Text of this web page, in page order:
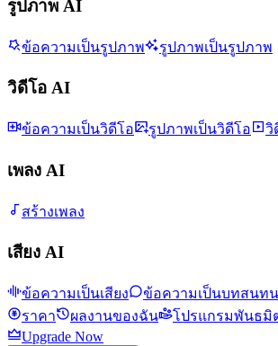
รูปภาพ AI
ข้อความเป็นรูปภาพ รูปภาพเป็นรูปภาพ
วิดีโอ AI
ข้อความเป็นวิดีโอ รูปภาพเป็นวิดีโอ วิ
เพลง AI
สร้างเพลง
เสียง AI
ข้อความเป็นเสียง ข้อความเป็นบทสนท
ราคา
ผลงานของฉัน โปรแกรมพันธมิ
Upgrade Now